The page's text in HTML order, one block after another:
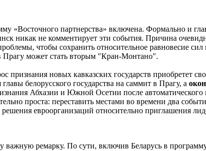
«Восточного партнерства» включена. Формально и
никак не комментирует эти события. Причина
чтобы сохранить относительное равновесие
Прагу может стать вторым "Кран-Монтано".
признания новых кавказских государств приобретет
белорусского государства на саммит в Прагу, а
Абхазии и Южной Осетии после
проста: переставить местами во времени два
решения евроорганизаций относительно приглашения
важную ремарку. По сути, включив Беларусь в